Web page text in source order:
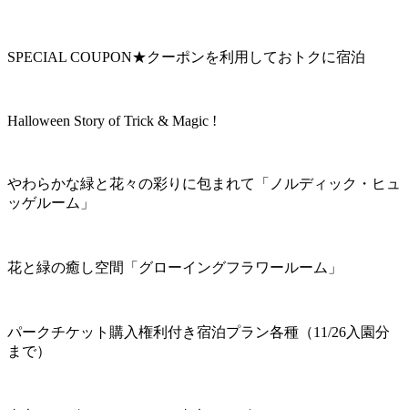
SPECIAL COUPON★クーポンを利用しておトクに宿泊
Halloween Story of Trick & Magic !
やわらかな緑と花々の彩りに包まれて「ノルディック・ヒュ
ッゲルーム」
花と緑の癒し空間「グローイングフラワールーム」
パークチケット購入権利付き宿泊プラン各種（11/26入園分
まで）